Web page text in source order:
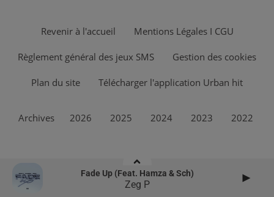
Fade Up (feat. Hamza & Sch)
Zeg P
Revenir à l'accueil Mentions Légales I CGU
Règlement général des jeux SMS Gestion des cookies
Plan du site Télécharger l'application Urban hit
Archives 2026 2025 2024 2023 2022